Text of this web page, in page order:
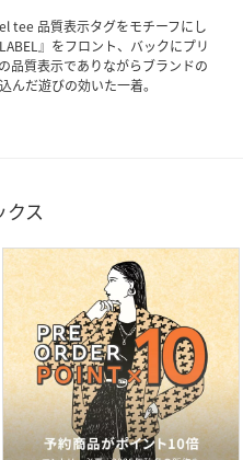
tee 品質表示タグをモチーフにし
』をフロント、バックにプリ
品質表示でありながらブランドの
んだ遊びの効いた一着。
クス